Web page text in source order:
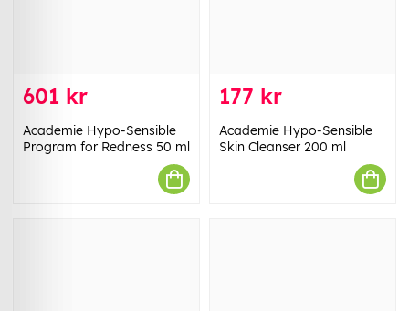
601 kr
Academie Hypo-Sensible
Program for Redness 50 ml
177 kr
Academie Hypo-Sensible
Skin Cleanser 200 ml